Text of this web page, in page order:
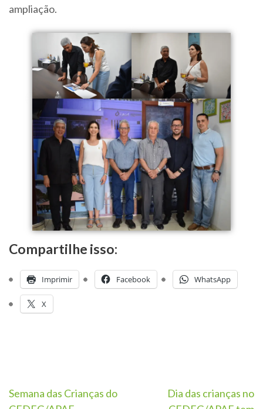
ampliação.
Compartilhe isso:
Imprimir Facebook WhatsApp
X
Semana das Crianças do
Dia das crianças no